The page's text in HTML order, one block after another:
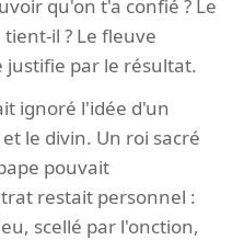
qu'on t'a confié ? Le
il ? Le fleuve
justifie par le résultat.
ignoré l'idée d'un
le divin. Un roi sacré
pouvait
restait personnel :
scellé par l'onction,